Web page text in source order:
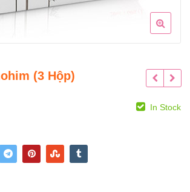
(3 Hộp)
In Stock